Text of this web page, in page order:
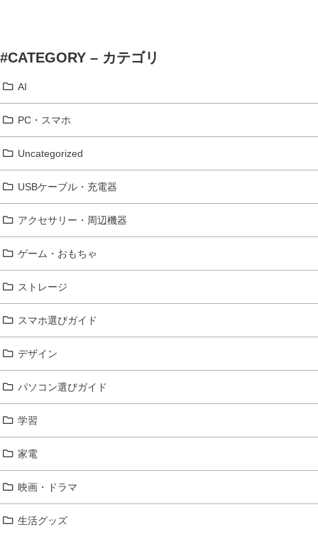
#CATEGORY – カテゴリ
AI
PC・スマホ
Uncategorized
USBケーブル・充電器
アクセサリー・周辺機器
ゲーム・おもちゃ
ストレージ
スマホ選びガイド
デザイン
パソコン選びガイド
学習
家電
映画・ドラマ
生活グッズ